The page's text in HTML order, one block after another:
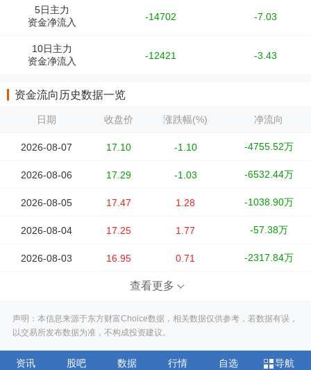
5日主力
资金净流入
-14702 -7.03
10日主力
资金净流入
-12421 -3.43
资金流向历史数据一览
日期 收盘价 涨跌幅(%) 净流向
2026-08-07 17.10 -1.10 -4755.52万
2026-08-06 17.29 -1.03 -6532.44万
2026-08-05 17.47 1.28 -1038.90万
2026-08-04 17.25 1.77 -57.38万
2026-08-03 16.95 0.71 -2317.84万
查看更多
声明：本信息来源于东方财富Choice数据，相关数据仅供参考，若数据有误，
以交易所发布数据为准，不构成投资建议。
资讯 股吧 数据 行情 自选 导航